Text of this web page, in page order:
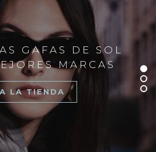
GAFAS DE SOL
MARCAS
LA TIENDA